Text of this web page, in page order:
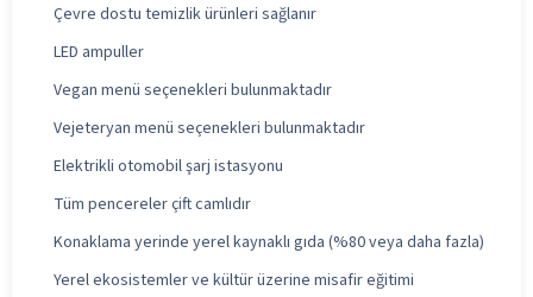
Çevre dostu temizlik ürünleri sağlanır
LED ampuller
Vegan menü seçenekleri bulunmaktadır
Vejeteryan menü seçenekleri bulunmaktadır
Elektrikli otomobil şarj istasyonu
Tüm pencereler çift camlıdır
Konaklama yerinde yerel kaynaklı gıda (%80 veya daha fazla)
Yerel ekosistemler ve kültür üzerine misafir eğitimi